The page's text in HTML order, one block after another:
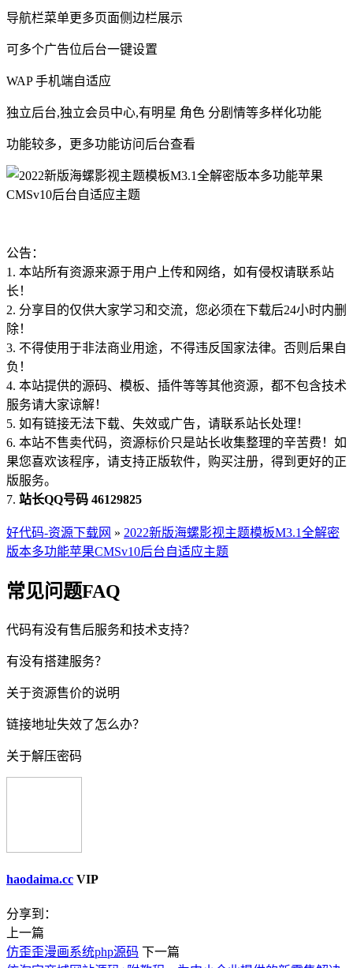
导航栏菜单更多页面侧边栏展示
可多个广告位后台一键设置
WAP 手机端自适应
独立后台,独立会员中心,有明星 角色 分剧情等多样化功能
功能较多，更多功能访问后台查看
公告：
1. 本站所有资源来源于用户上传和网络，如有侵权请联系站
长！
2. 分享目的仅供大家学习和交流，您必须在下载后24小时内删
除！
3. 不得使用于非法商业用途，不得违反国家法律。否则后果自
负！
4. 本站提供的源码、模板、插件等等其他资源，都不包含技术
服务请大家谅解！
5. 如有链接无法下载、失效或广告，请联系站长处理！
6. 本站不售卖代码，资源标价只是站长收集整理的辛苦费！如
果您喜欢该程序，请支持正版软件，购买注册，得到更好的正
版服务。
7. 站长QQ号码 46129825
好代码-资源下载网 » 2022新版海螺影视主题模板M3.1全解密
版本多功能苹果CMSv10后台自适应主题
常见问题FAQ
代码有没有售后服务和技术支持？
有没有搭建服务？
关于资源售价的说明
链接地址失效了怎么办？
关于解压密码
haodaima.cc VIP
分享到：
上一篇
仿歪歪漫画系统php源码 下一篇